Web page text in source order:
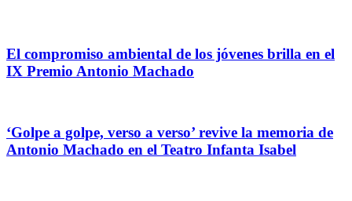
El compromiso ambiental de los jóvenes brilla en el
IX Premio Antonio Machado
‘Golpe a golpe, verso a verso’ revive la memoria de
Antonio Machado en el Teatro Infanta Isabel